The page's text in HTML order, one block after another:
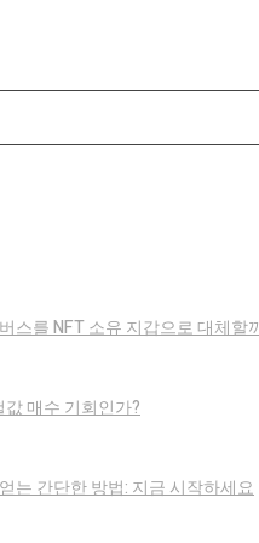
스를 NFT 소유 지갑으로 대체할
매수 기회인가?
는 간단한 방법: 지금 시작하세요